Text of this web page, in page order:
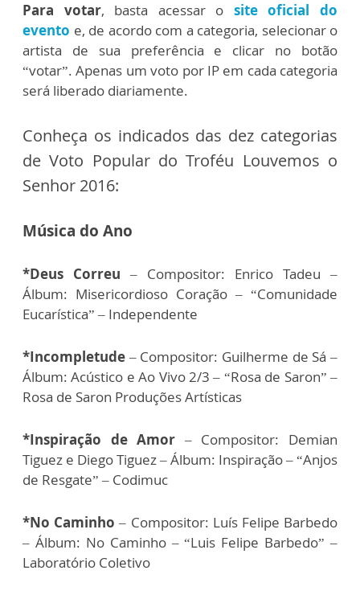
Para votar, basta acessar o site oficial do
evento e, de acordo com a categoria, selecionar o
artista de sua preferência e clicar no botão
“votar”. Apenas um voto por IP em cada categoria
será liberado diariamente.
Conheça os indicados das dez categorias
de Voto Popular do Troféu Louvemos o
Senhor 2016:
Música do Ano
*Deus Correu – Compositor: Enrico Tadeu –
Álbum: Misericordioso Coração – “Comunidade
Eucarística” – Independente
*Incompletude – Compositor: Guilherme de Sá –
Álbum: Acústico e Ao Vivo 2/3 – “Rosa de Saron” –
Rosa de Saron Produções Artísticas
*Inspiração de Amor – Compositor: Demian
Tiguez e Diego Tiguez – Álbum: Inspiração – “Anjos
de Resgate” – Codimuc
*No Caminho – Compositor: Luís Felipe Barbedo
– Álbum: No Caminho – “Luis Felipe Barbedo” –
Laboratório Coletivo